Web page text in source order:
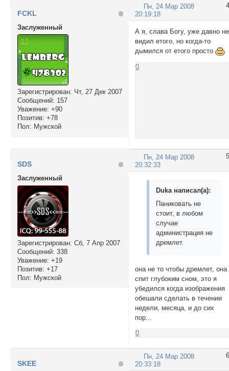
4
Пн, 24 Мар 2008
20:19:18
FCKL
Заслуженный
Зарегистрирован: Чт, 27 Дек 2007
Сообщений: 157
Уважение: +90
Позитив: +78
Пол: Мужской
А я, слава Богу, уже давно не
видил етого, но когда-то
дымился от етого просто
0
5
Пн, 24 Мар 2008
20:32:33
SDS
Заслуженный
Зарегистрирован: Сб, 7 Апр 2007
Сообщений: 338
Уважение: +19
Позитив: +17
Пол: Мужской
Duka написал(а):
Паниковать не
стоит, в любом
случае
администрация не
дремлет.
она не то чтобы дремлет, она
спит глубоким сном, это я
убедился когда изображения
обешали сделать в течении
недели, месяца, и до сих
пор...
0
6
Пн, 24 Мар 2008
20:33:18
SKEE